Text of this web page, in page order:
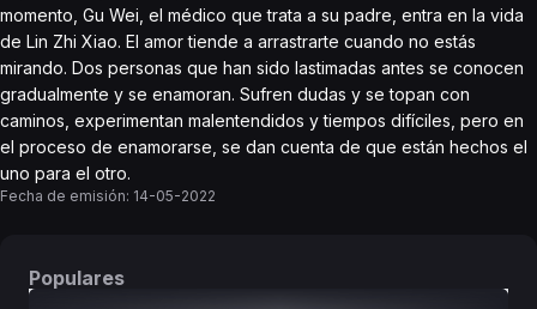
momento, Gu Wei, el médico que trata a su padre, entra en la vida
de Lin Zhi Xiao. El amor tiende a arrastrarte cuando no estás
mirando. Dos personas que han sido lastimadas antes se conocen
gradualmente y se enamoran. Sufren dudas y se topan con
caminos, experimentan malentendidos y tiempos difíciles, pero en
el proceso de enamorarse, se dan cuenta de que están hechos el
uno para el otro.
Fecha de emisión: 14-05-2022
Populares